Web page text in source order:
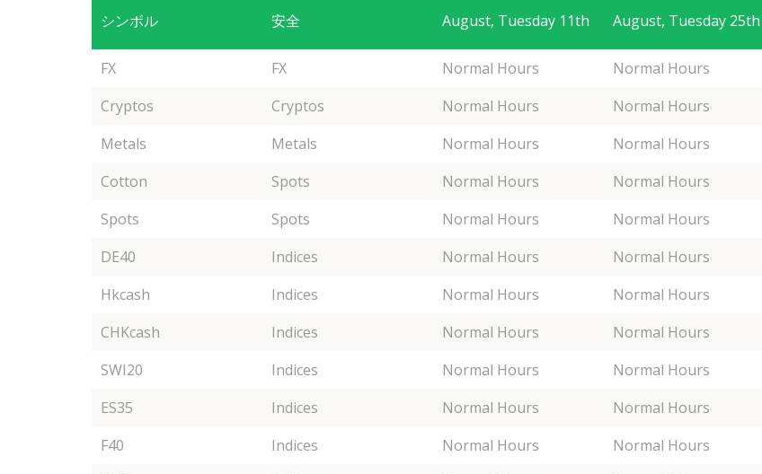
シンボル 安全 August, Tuesday 11th August, Tuesday 25th
FX FX Normal Hours Normal Hours
Cryptos
Cryptos Normal Hours Normal Hours
Metals
Metals Normal Hours Normal Hours
Cotton
Spots Normal Hours Normal Hours
Spots
Spots Normal Hours Normal Hours
DE40
Indices Normal Hours Normal Hours
Hkcash
Indices Normal Hours Normal Hours
CHKcash
Indices Normal Hours Normal Hours
SWI20
Indices Normal Hours Normal Hours
ES35
Indices Normal Hours Normal Hours
F40
Indices Normal Hours Normal Hours